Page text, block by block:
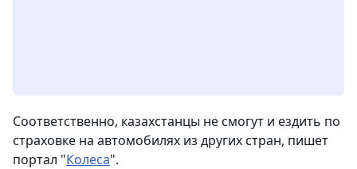
Соответственно, казахстанцы не смогут и ездить по
страховке на автомобилях из других стран, пишет
портал "Колеса".